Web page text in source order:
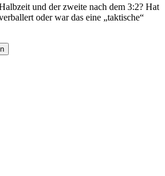
und der zweite nach dem 3:2? Hat
oder war das eine „taktische“